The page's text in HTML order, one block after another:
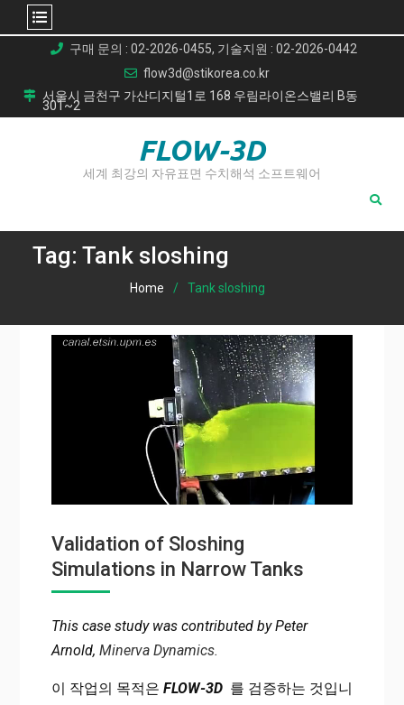
content
구매 문의 : 02-2026-0455, 기술지원 : 02-2026-0442
flow3d@stikorea.co.kr
서울시 금천구 가산디지털1로 168 우림라이온스밸리 B동
301~2
FLOW-3D
세계 최강의 자유표면 수치해석 소프트웨어
Tag:Tank sloshing
Home Tank sloshing
Validation of Sloshing
Simulations in Narrow Tanks
This case study was contributed by Peter
Arnold, Minerva Dynamics.
이 작업의 목적은 FLOW-3D 를 검증하는 것입니